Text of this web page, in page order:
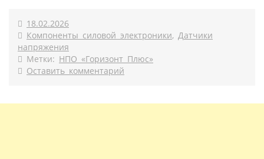
18.02.2026
Компоненты силовой электроники, Датчики
напряжения
Метки: НПО «Горизонт Плюс»
Оставить комментарий